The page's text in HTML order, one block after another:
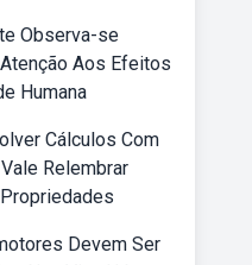
Observa-se
Aos Efeitos
Humana
Cálculos Com
Relembrar
Devem Ser